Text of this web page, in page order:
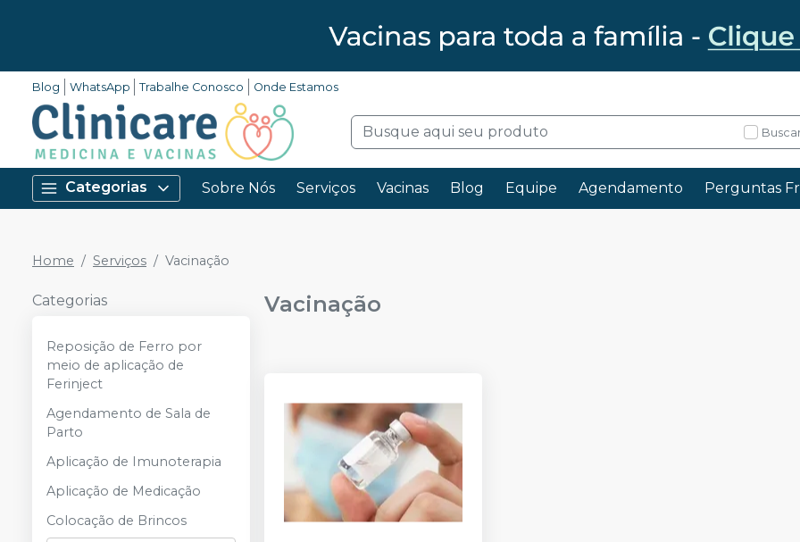
Blog WhatsApp Trabalhe Conosco Onde Estamos
Categorias Sobre Nós Serviços Vacinas Blog Equipe Agendamento Perguntas
Home Serviços Vacinação
Categorias
Reposição de Ferro por
meio de aplicação de
Ferinject
Agendamento de Sala de
Parto
Aplicação de Imunoterapia
Aplicação de Medicação
Colocação de Brincos
Vacinação